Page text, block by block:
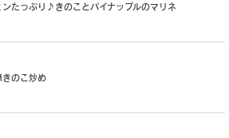
ンたっぷり♪きのことパイナップルのマリネ
きのこ炒め